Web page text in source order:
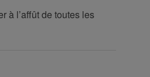
à l’affût de toutes les